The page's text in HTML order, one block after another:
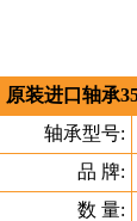
原装进口轴承
轴承型号:
品 牌:
数 量: